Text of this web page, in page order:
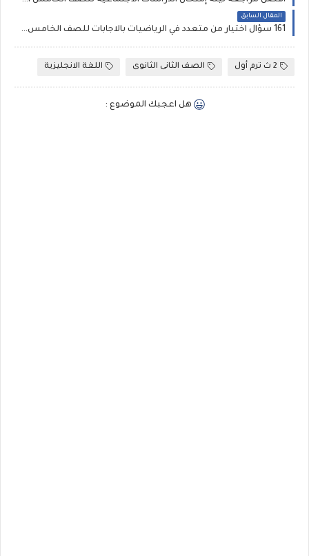
المقال السابق
161 سؤال اختيار من متعدد في الرياضيات بالاجابات للصف الخامس الابتدائي الترم الاول، للأستاذة سلوى حامد
2 ث ترم أول الصف الثانى الثانوى اللغة الانجليزية
هل اعجبك الموضوع :